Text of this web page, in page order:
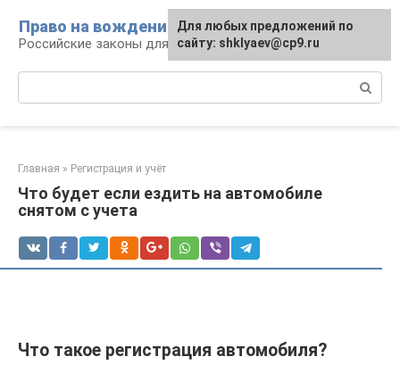
контенту
Право на вождение
Российские законы для автомобилистов
Главная » Регистрация и учёт
Что будет если ездить на автомобиле
снятом с учета
Что такое регистрация автомобиля?
Для любых предложений по
сайту: shklyaev@cp9.ru